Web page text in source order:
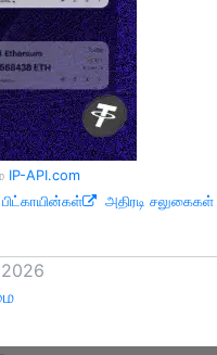
IP-API.com
அதிரடி சலுகைகள்